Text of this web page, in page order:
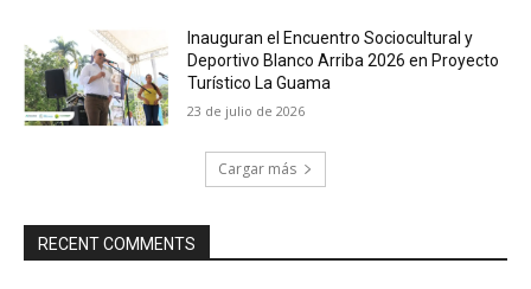
Inauguran el Encuentro Sociocultural y
Deportivo Blanco Arriba 2026 en Proyecto
Turístico La Guama
23 de julio de 2026
Cargar más
RECENT COMMENTS